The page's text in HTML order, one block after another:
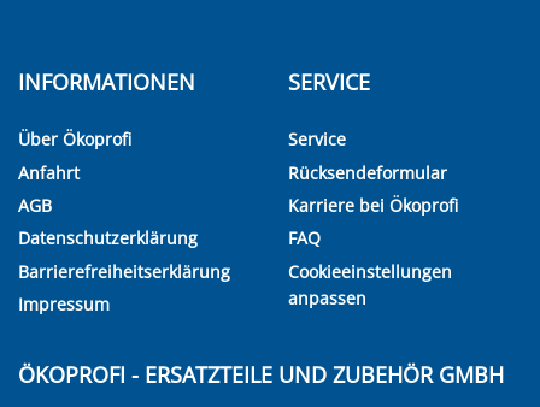
INFORMATIONEN
Über Ökoprofi
Anfahrt
AGB
Datenschutzerklärung
Barrierefreiheitserklärung
Impressum
SERVICE
Service
Rücksendeformular
Karriere bei Ökoprofi
FAQ
Cookieeinstellungen
anpassen
ÖKOPROFI - ERSATZTEILE UND ZUBEHÖR GMBH